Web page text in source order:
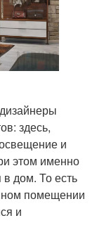
здесь,
и
этом именно
в дом. То есть
помещении
и